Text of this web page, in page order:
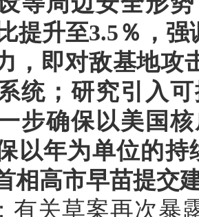
提升至3.5％，
，即对敌基地攻
统；研究引入
步确保以美国
以年为单位的
相高市早苗提交
有关草案再次暴